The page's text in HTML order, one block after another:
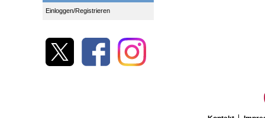
Einloggen/Registrieren